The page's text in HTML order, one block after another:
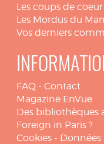
Les coups de
Les Mordus du
Vos derniers
FAQ - Contact
Magazine EnVue
Des bibliothèques
Foreign in Paris ?
Cookies - Données